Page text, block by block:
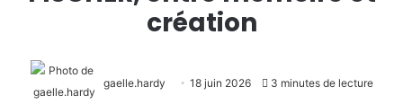
création
gaelle.hardy 18 juin 2026 3 minutes de lecture